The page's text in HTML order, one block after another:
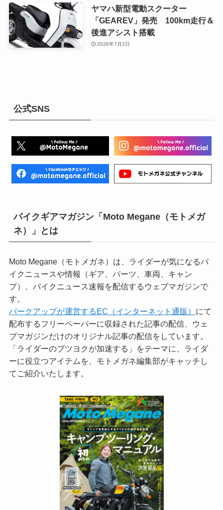
ヤマハ新型電動スクーター
「GEAREV」発売 100km走行＆
後進アシスト搭載
2026年7月2日
公式SNS
バイクギアマガジン「Moto Megane（モトメガ
ネ）」とは
Moto Megane（モトメガネ）は、ライダーが気になるバ
イクニュースや情報（ギア、パーツ、車両、キャン
プ）、バイクニュース速報を配信するウェブマガジンで
す。
パークアップが運営するEC（インターネット通販） にて
配布するフリーペーパーに収録された記事の配信、ウェ
ブマガジンだけのオリジナル記事の配信をしています。
「ライダーのブツヨクが加速する」をテーマに、ライダ
ーに役立つアイテムを、モトメガネ編集部がキャッチし
てご紹介いたします。